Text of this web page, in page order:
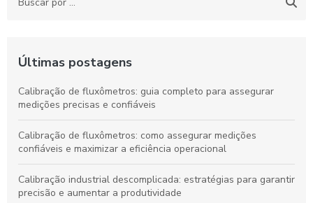
Últimas postagens
Calibração de fluxômetros: guia completo para assegurar
medições precisas e confiáveis
Calibração de fluxômetros: como assegurar medições
confiáveis e maximizar a eficiência operacional
Calibração industrial descomplicada: estratégias para garantir
precisão e aumentar a produtividade